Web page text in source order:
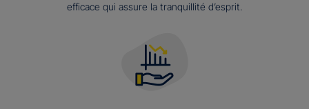
efficace qui assure la tranquillité d’esprit.